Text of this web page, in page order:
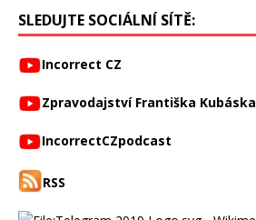
SLEDUJTE SOCIÁLNÍ SÍTĚ:
Incorrect CZ
Zpravodajství Františka Kubáska
IncorrectCZpodcast
RSS